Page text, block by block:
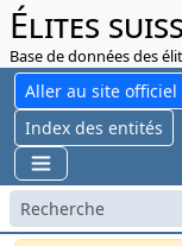
Élites
Base de données des
Aller au site officiel
Index des entités